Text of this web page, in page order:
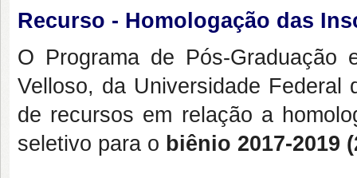
Recurso - Homologação das
O Programa de Pós-Graduação
Velloso, da Universidade
de recursos em relação a h
seletivo para o biênio 2017-2019